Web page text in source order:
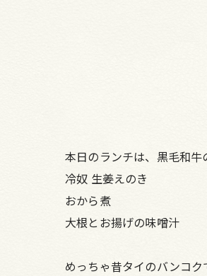
本日のランチは、黒毛和牛
冷奴 生姜えのき
おから煮
大根とお揚げの味噌汁
めっちゃ昔タイのバンコ